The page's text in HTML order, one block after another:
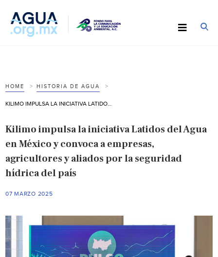
HOME HISTORIA DE AGUA
Kilimo impulsa la iniciativa Latidos del Agua
en México y convoca a empresas,
agricultores y aliados por la seguridad
hídrica del país
07 MARZO 2025